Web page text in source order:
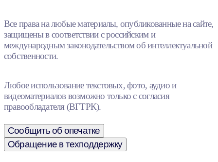
Все права на любые материалы, опубликованные на сайте,
защищены в соответствии с российским и
международным законодательством об интеллектуальной
собственности.
Любое использование текстовых, фото, аудио и
видеоматериалов возможно только с согласия
правообладателя (ВГТРК).
Сообщить об опечатке
Обращение в техподдержку